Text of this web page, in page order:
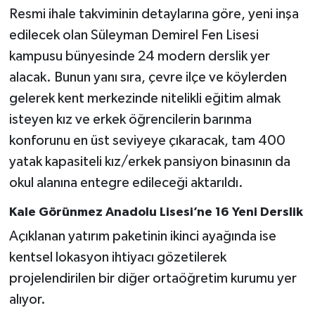
Resmi ihale takviminin detaylarına göre, yeni inşa
edilecek olan Süleyman Demirel Fen Lisesi
kampusu bünyesinde 24 modern derslik yer
alacak. Bunun yanı sıra, çevre ilçe ve köylerden
gelerek kent merkezinde nitelikli eğitim almak
isteyen kız ve erkek öğrencilerin barınma
konforunu en üst seviyeye çıkaracak, tam 400
yatak kapasiteli kız/erkek pansiyon binasının da
okul alanına entegre edileceği aktarıldı.
Kale Görünmez Anadolu Lisesi’ne 16 Yeni Derslik
Açıklanan yatırım paketinin ikinci ayağında ise
kentsel lokasyon ihtiyacı gözetilerek
projelendirilen bir diğer ortaöğretim kurumu yer
alıyor.